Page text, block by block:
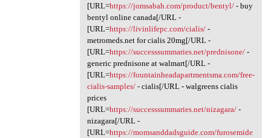
[URL=https://jomsabah.com/product/bentyl/- buy
bentyl online canada[/URL -
[URL=https://livinlifepc.com/cialis/-
metromeds.net for cialis 20mg[/URL -
[URL=https://successsummaries.net/prednisone/-
generic prednisone at walmart[/URL -
[URL=https://fountainheadapartmentsma.com/free-
cialis-samples/- cialis[/URL - walgreens cialis
prices
[URL=https://successsummaries.net/nizagara/-
nizagara[/URL -
[URL=https://momsanddadsguide.com/furosemide